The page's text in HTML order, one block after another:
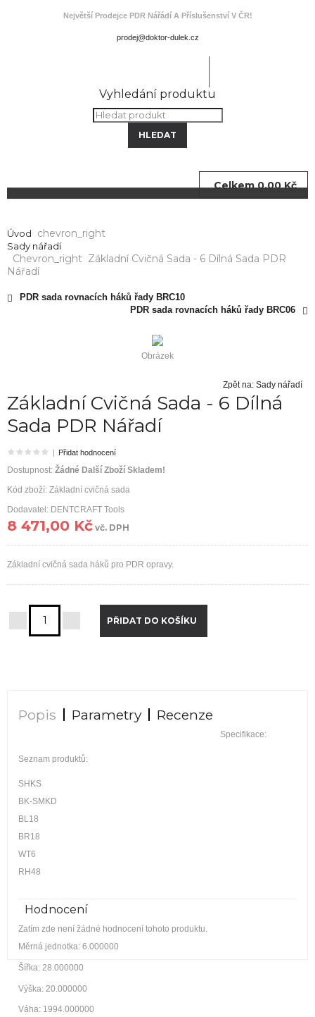
Největší Prodejce PDR Nářádí A Příslušenství V ČR!
Vyhledání produktu
HLEDAT
Celkem0,00 Kč
Úvod Chevron_right
Sady nářadí
Chevron_right Základní Cvičná Sada - 6 Dílná Sada PDR
Nářadí
PDR sada rovnacích háků řady BRC10
PDR sada rovnacích háků řady BRC06
Obrázek
Zpět na: Sady nářadí
Základní Cvičná Sada - 6 Dílná
Sada PDR Nářadí
| Přidat hodnocení
Dostupnost: Žádné Další Zboží Skladem!
Kód zboží: Základní cvičná sada
Dodavatel: DENTCRAFT Tools
8 471,00 Kč vč. DPH
Základní cvičná sada háků pro PDR opravy.
Popis Parametry Recenze
Specifikace:
Seznam produktů:
SHKS
BK-SMKD
BL18
BR18
WT6
RH48
Hodnocení
Zatím zde není žádné hodnocení tohoto produktu.
Měrná jednotka: 6.000000
Šířka: 28.000000
Výška: 20.000000
Váha: 1994.000000